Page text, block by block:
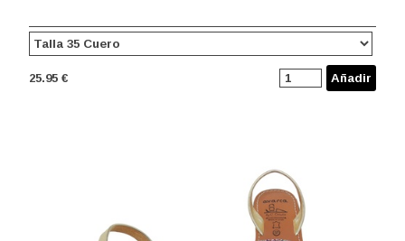
25.95 € Añadir